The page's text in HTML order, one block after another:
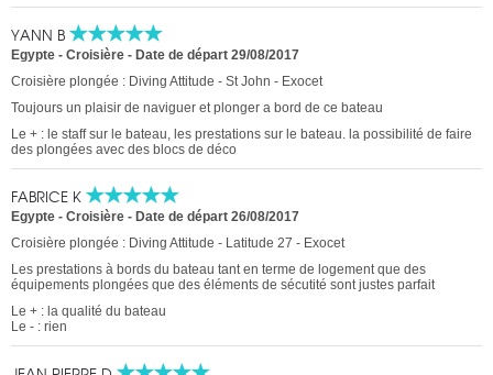
YANN B
Egypte - Croisière - Date de départ 29/08/2017
Croisière plongée : Diving Attitude - St John - Exocet
Toujours un plaisir de naviguer et plonger a bord de ce bateau
Le + : le staff sur le bateau, les prestations sur le bateau. la possibilité de faire
des plongées avec des blocs de déco
FABRICE K
Egypte - Croisière - Date de départ 26/08/2017
Croisière plongée : Diving Attitude - Latitude 27 - Exocet
Les prestations à bords du bateau tant en terme de logement que des
équipements plongées que des éléments de sécutité sont justes parfait
Le + : la qualité du bateau
Le - : rien